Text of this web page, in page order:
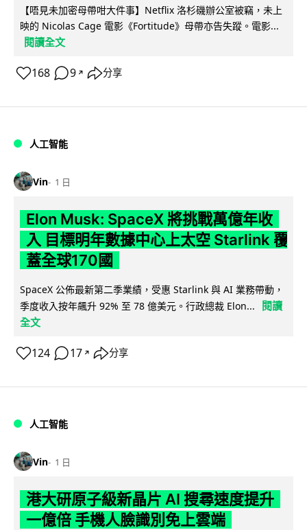
【唔見未加密母帶咁大件事】Netflix 洛杉磯辦公室被竊，未上
映的 Nicolas Cage 電影《Fortitude》母帶亦告失蹤。電影...
閱讀全文
168 9 ↗ 分享
人工智能
Vin 1 日
Elon Musk: SpaceX 將挑戰萬億年收
入 目標明年數據中心上太空 Starlink 覆
蓋全球170國
SpaceX 公佈最新第二季業績，受惠 Starlink 與 AI 業務帶動，
季度收入按年飆升 92% 至 78 億美元。行政總裁 Elon...
閱讀
全文
124 17 ↗ 分享
人工智能
Vin 1 日
港大研原子級新晶片 AI 搜尋速度提升
一億倍 手機人臉識別免上雲端